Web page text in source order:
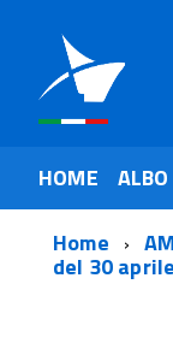
HOME
Home
del 30